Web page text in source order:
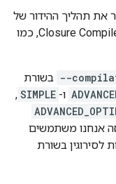
את תהליך ההידור של
-- בשורת
ו- SIMPLE
,
אנחנו משתמשים
בשורת